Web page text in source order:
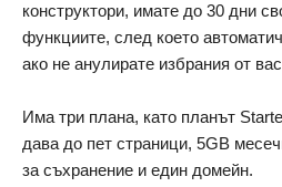
конструктори, имате до 30 дни
функциите, след което
ако не анулирате избрания от
Има три плана, като планът
дава до пет страници, 5GB
за съхранение и един домейн.